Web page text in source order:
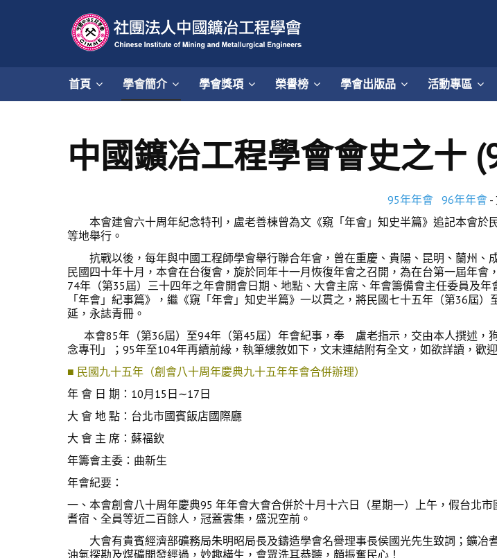
首頁 學會簡介 學會獎項 榮譽榜 學會出版品 活動專區
中國鑛冶工程學會會史之十
95年年會 96年年會 -
本會建會六十周年紀念特刊，盧老善棟曾為文《窺「年會」知史半篇》追記本會於
等地舉行。
抗戰以後，每年與中國工程師學會舉行聯合年會，曾在重慶、貴陽、昆明、蘭州、
民國四十年十月，本會在台復會，旋於同年十一月恢復年會之召開，為在台第一屆年
74年（第35屆）三十四年之年會開會日期、地點、大會主席、年會籌備會主任委員及
「年會」紀事篇》，繼《窺「年會」知史半篇》一以貫之，將民國七十五年（第36屆
延，永誌青冊。
本會85年（第36屆）至94年（第45屆）年會紀事，奉 盧老指示，交由本人撰述，
念專刊」；95年至104年再續前緣，執筆縷敘如下，文末連結附有全文，如欲詳讀，歡迎
■ 民國九十五年（創會八十周年慶典九十五年年會合併辦理）
年 會 日 期：10月15日∼17日
大 會 地 點：台北市國賓飯店國際廳
大 會 主 席：蘇福欽
年籌會主委：曲新生
年會紀要：
一、本會創會八十周年慶典95 年年會大會合併於十月十六日（星期一）上午，假台北
耆宿、全員等近二百餘人，冠蓋雲集，盛況空前。
大會有貴賓經濟部礦務局朱明昭局長及鑄造學會名譽理事長侯國光先生致詞；鑛冶
油氣探勘及煤礦開發經過，妙趣橫生，會眾洗耳恭聽，頗振奮民心！